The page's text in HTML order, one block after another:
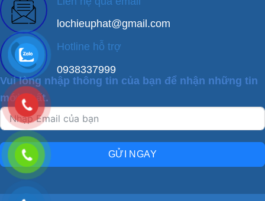
lochieuphat@gmail.com
Hotline hỗ trợ
0938337999
Vui lòng nhập thông tin của bạn để nhận những tin
mới nhất.
GỬI NGAY